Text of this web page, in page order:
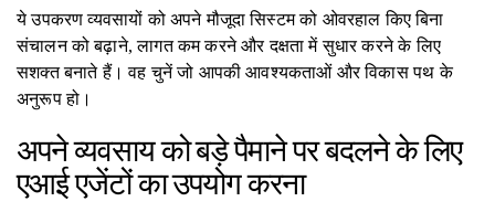
ये उपकरण व्यवसायों को अपने मौजूदा सिस्टम को ओवरहाल किए बिना
संचालन को बढ़ाने, लागत कम करने और दक्षता में सुधार करने के लिए
सशक्त बनाते हैं। वह चुनें जो आपकी आवश्यकताओं और विकास पथ के
अनुरूप हो।
अपने व्यवसाय को बड़े पैमाने पर बदलने के लिए
एआई एजेंटों का उपयोग करना